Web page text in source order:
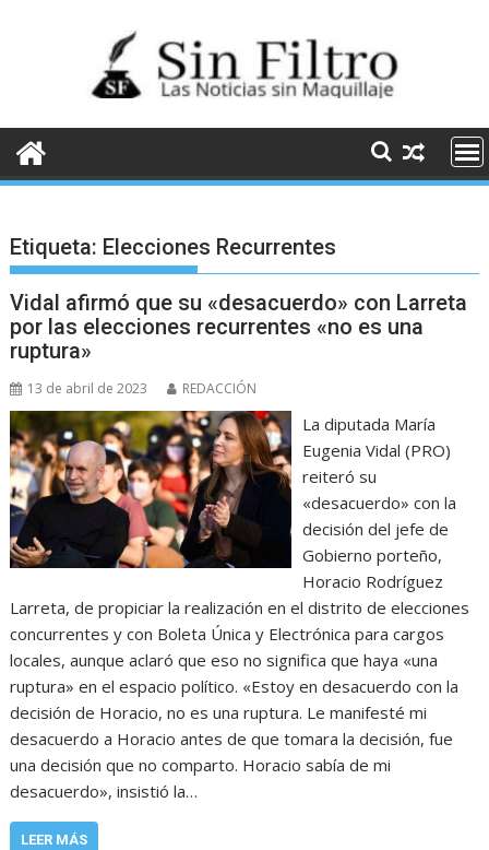
Etiqueta: Elecciones Recurrentes
Vidal afirmó que su «desacuerdo» con Larreta
por las elecciones recurrentes «no es una
ruptura»
13 de abril de 2023 REDACCIÓN
La diputada María
Eugenia Vidal (PRO)
reiteró su
«desacuerdo» con la
decisión del jefe de
Gobierno porteño,
Horacio Rodríguez
Larreta, de propiciar la realización en el distrito de elecciones
concurrentes y con Boleta Única y Electrónica para cargos
locales, aunque aclaró que eso no significa que haya «una
ruptura» en el espacio político. «Estoy en desacuerdo con la
decisión de Horacio, no es una ruptura. Le manifesté mi
desacuerdo a Horacio antes de que tomara la decisión, fue
una decisión que no comparto. Horacio sabía de mi
desacuerdo», insistió la…
LEER MÁS